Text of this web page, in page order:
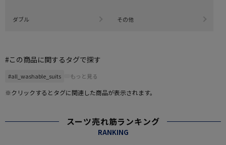
ダブル その他
#この商品に関するタグで探す
#all_washable_suits もっと見る
※クリックするとタグに関連した商品が表示されます。
スーツ売れ筋ランキング
RANKING